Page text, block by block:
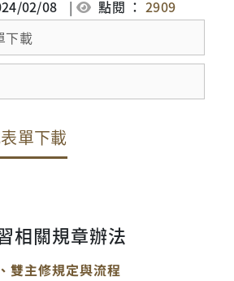
02/08 | 點閱 ：2909
下載
單下載
相關規章辦法
雙主修規定與流程